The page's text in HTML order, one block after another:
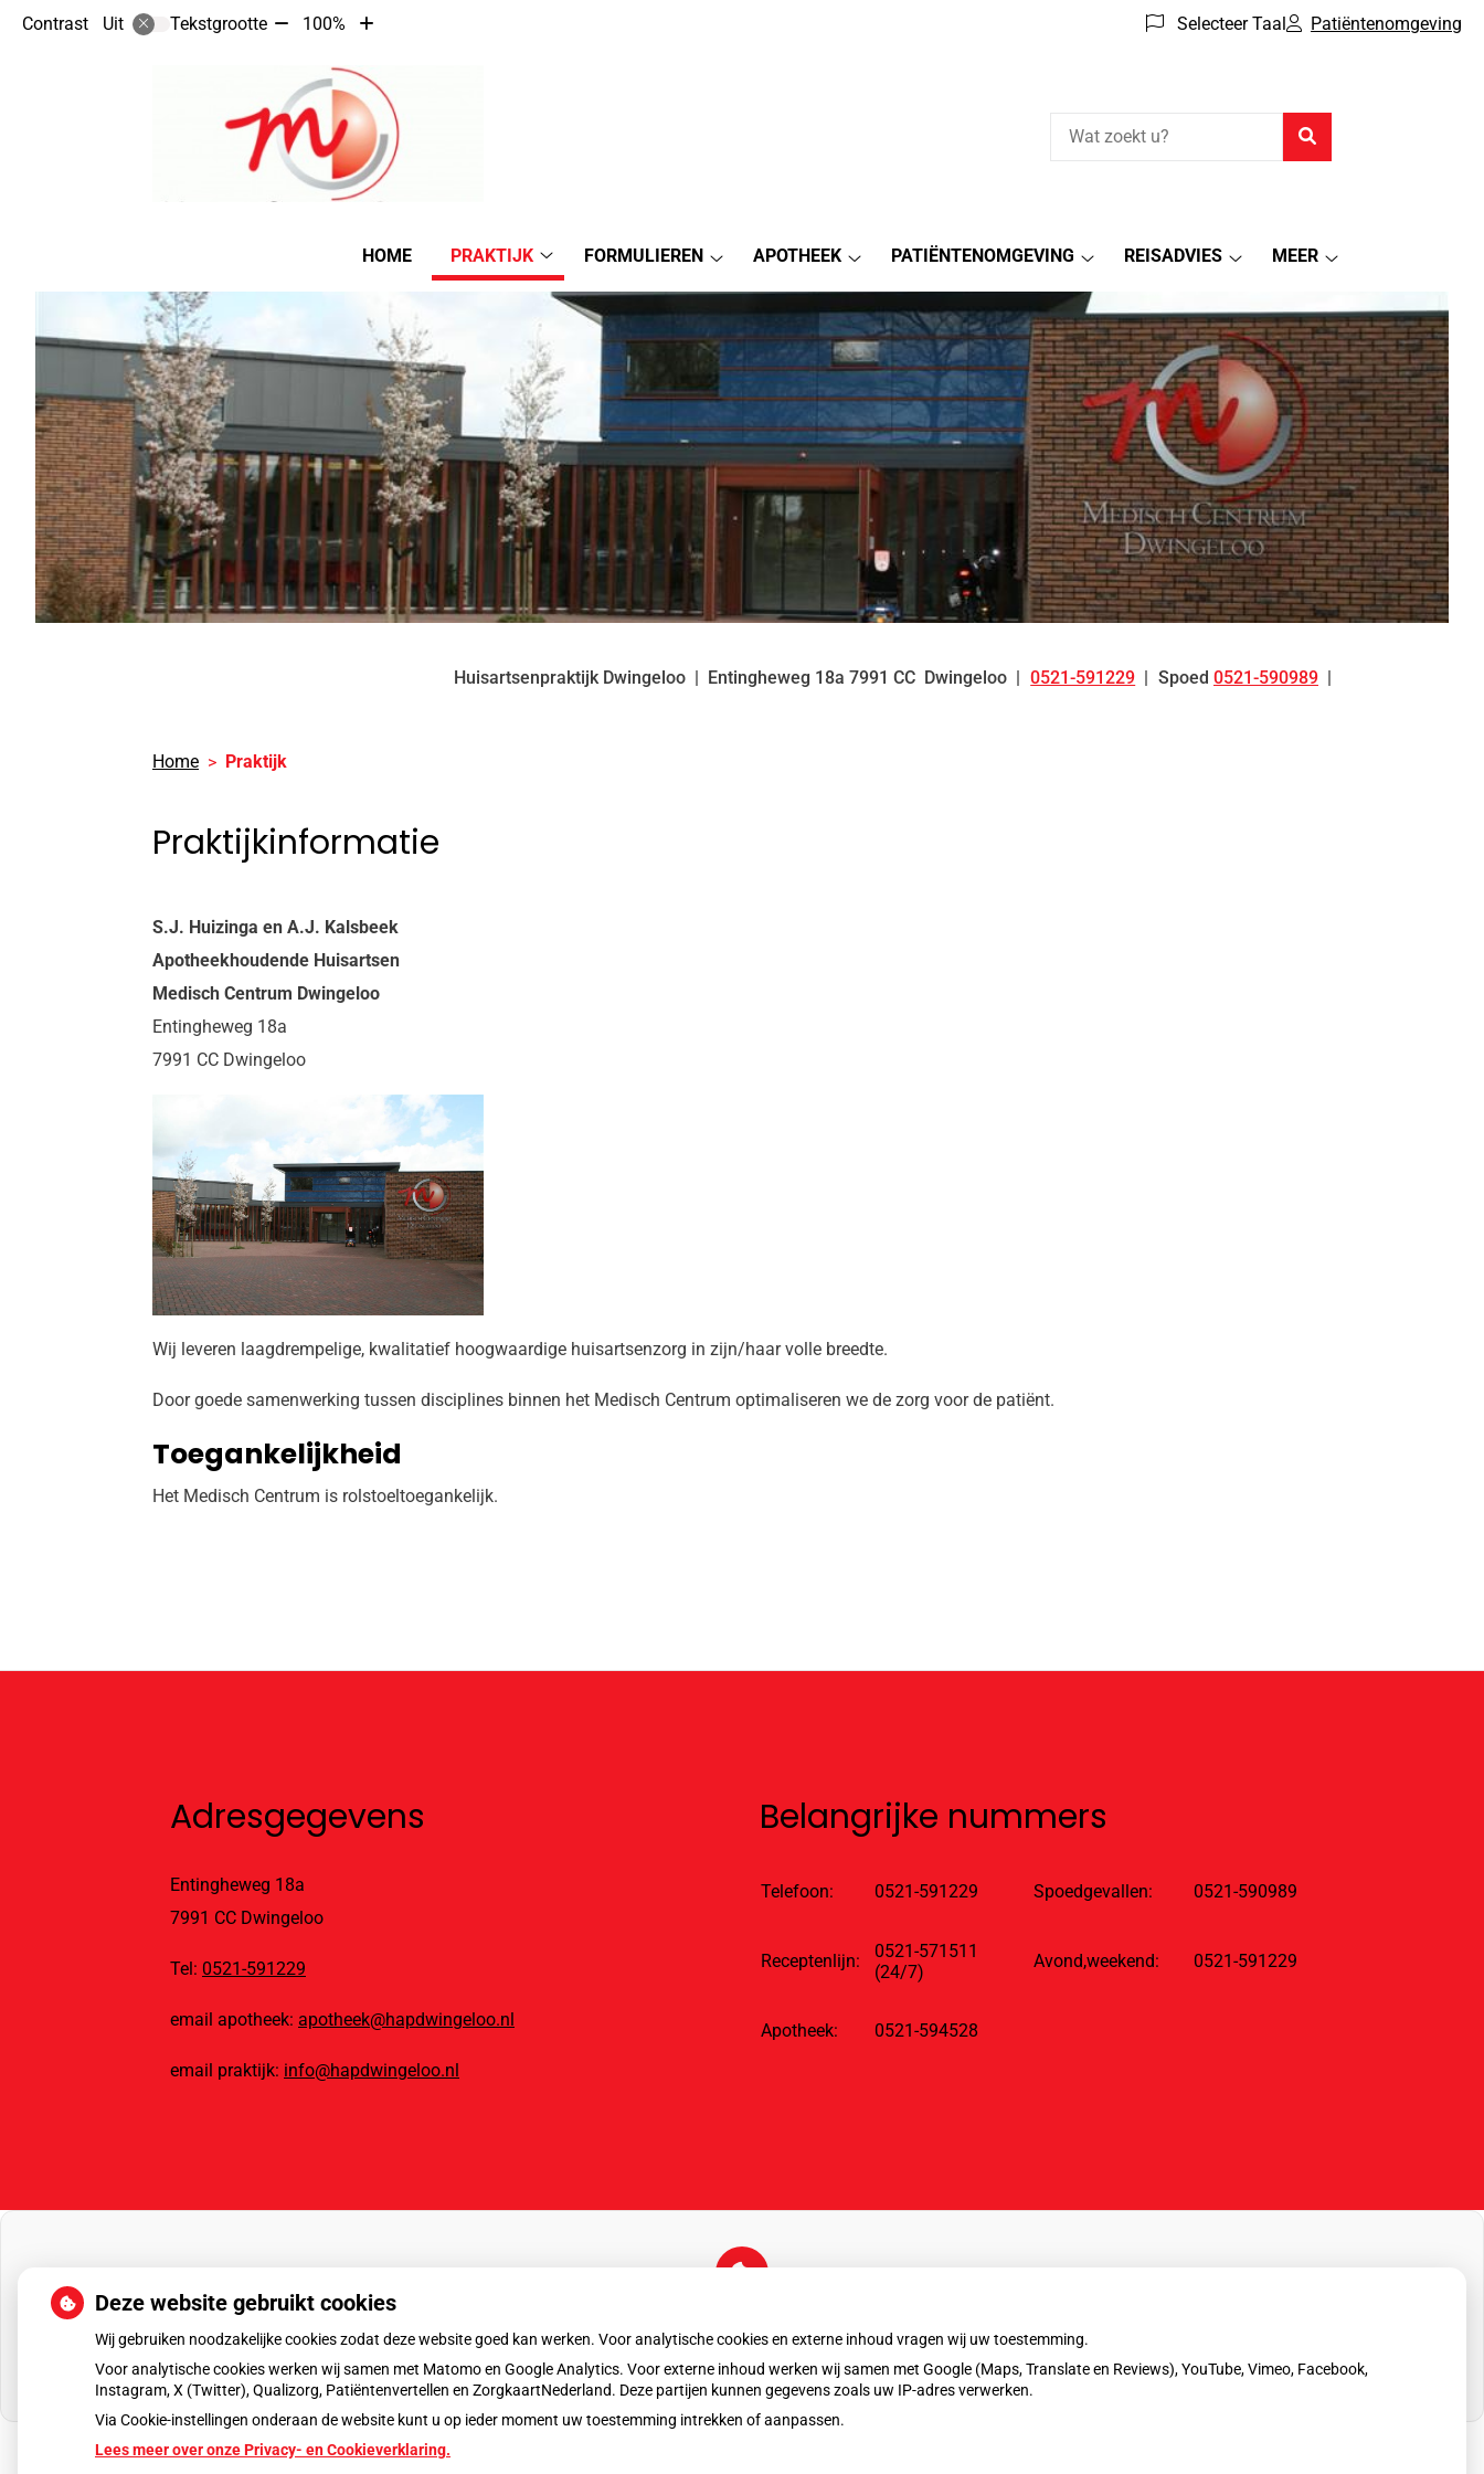
Contrast Uit Tekstgrootte Tekst
10%
100%
Tekst
met
10%
Selecteer Taal Patiëntenomgeving
HOME
PRAKTIJK
Praktijk
submenu
FORMULIEREN
submenu
APOTHEEK
submenu
PATIËNTENOMGEVING
submenu
REISADVIES
MEER
Huisartsenpraktijk Dwingeloo Entingheweg 18a 7991 CC Dwingeloo Tel:
0521-591229 Spoed 0521-590989
Home Praktijk
Praktijkinformatie
S.J. Huizinga en A.J. Kalsbeek
Apotheekhoudende Huisartsen
Medisch Centrum Dwingeloo
Entingheweg 18a
7991 CC Dwingeloo
Wij leveren laagdrempelige, kwalitatief hoogwaardige huisartsenzorg in zijn/haar volle breedte.
Door goede samenwerking tussen disciplines binnen het Medisch Centrum optimaliseren we de zorg voor de patiënt.
Toegankelijkheid
Het Medisch Centrum is rolstoeltoegankelijk.
Adresgegevens
Entingheweg 18a
7991 CC Dwingeloo
Tel: 0521-591229
email apotheek: apotheek@hapdwingeloo.nl
email praktijk: info@hapdwingeloo.nl
Belangrijke nummers
Telefoon: 0521-591229 Spoedgevallen: 0521-590989
Receptenlijn:
0521-571511
(24/7)
Avond,weekend: 0521-591229
Apotheek: 0521-594528
externe inhoud
die nodig is om dit te zien.
Cookie-instellingen wijzigen
Deze website gebruikt cookies
Wij gebruiken noodzakelijke cookies zodat deze website goed kan werken. Voor analytische cookies en externe inhoud vragen wij uw toestemming.
Voor analytische cookies werken wij samen met Matomo en Google Analytics. Voor externe inhoud werken wij samen met Google (Maps, Translate en Reviews), YouTube, Vimeo, Facebook,
Instagram, X (Twitter), Qualizorg, Patiëntenvertellen en ZorgkaartNederland. Deze partijen kunnen gegevens zoals uw IP-adres verwerken.
Via Cookie-instellingen onderaan de website kunt u op ieder moment uw toestemming intrekken of aanpassen.
Lees meer over onze Privacy- en Cookieverklaring.